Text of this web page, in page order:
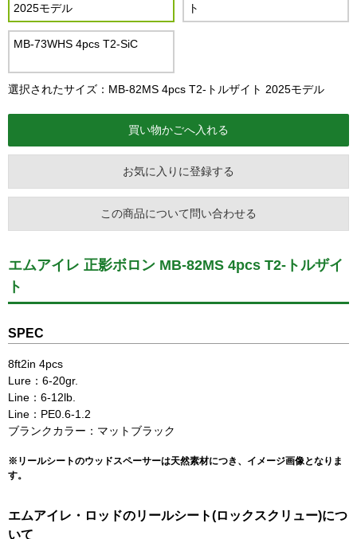
2025モデル
ト
MB-73WHS 4pcs T2-SiC
選択されたサイズ：MB-82MS 4pcs T2-トルザイト 2025モデル
お気に入りに登録する
この商品について問い合わせる
エムアイレ 正影ボロン MB-82MS 4pcs T2-トルザイ
ト
SPEC
8ft2in 4pcs
Lure：6-20gr.
Line：6-12lb.
Line：PE0.6-1.2
ブランクカラー：マットブラック
※リールシートのウッドスペーサーは天然素材につき、イメージ画像となりま
す。
エムアイレ・ロッドのリールシート(ロックスクリュー)につ
いて